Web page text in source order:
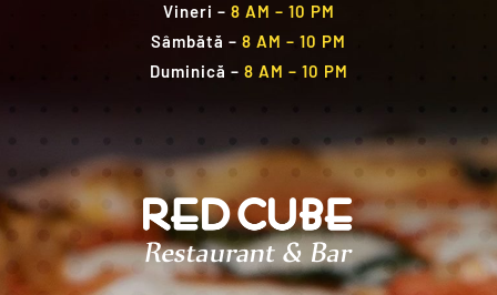
Vineri – 8 AM – 10 PM
Sâmbătă – 8 AM – 10 PM
Duminică – 8 AM – 10 PM